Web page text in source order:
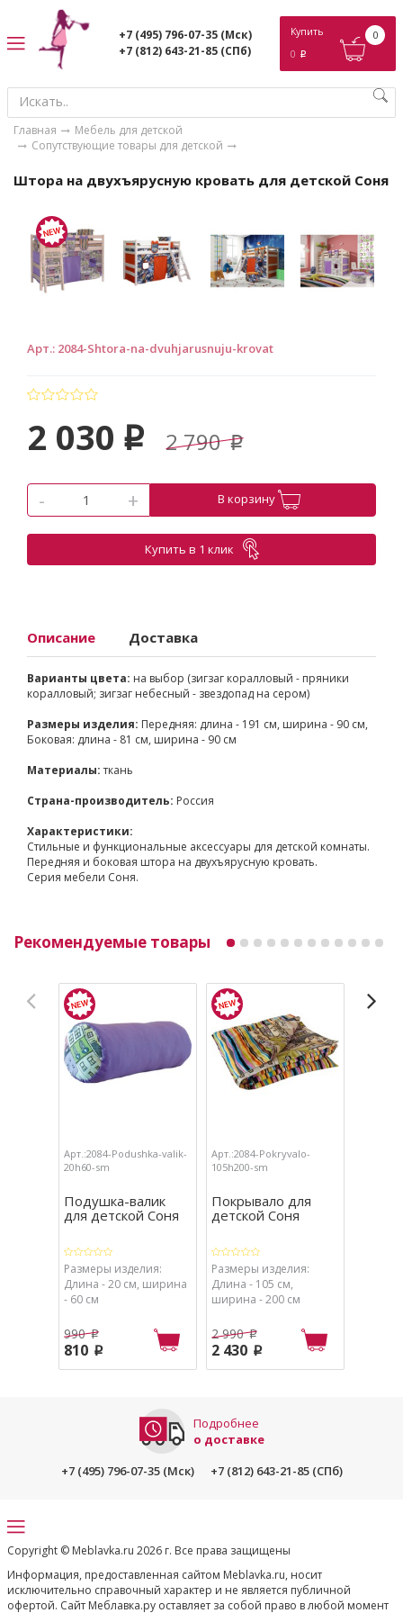
+7 (495) 796-07-35 (Мск)
+7 (812) 643-21-85 (СПб)
Купить
0 p
0
Главная
Мебель для детской
Сопутствующие товары для детской
Штора на двухъярусную кровать для детской Соня
Арт.: 2084-Shtora-na-dvuhjarusnuju-krovat
2 030 p 2 790 p
- + В корзину
Купить в 1 клик
Описание Доставка
Варианты цвета: на выбор (зигзаг коралловый - пряники
коралловый; зигзаг небесный - звездопад на сером)
Размеры изделия: Передняя: длина - 191 см, ширина - 90 см,
Боковая: длина - 81 см, ширина - 90 см
Материалы:ткань
Страна-производитель: Россия
Характеристики:
Стильные и функциональные аксессуары для детской комнаты.
Передняя и боковая штора на двухъярусную кровать.
Серия мебели Соня.
Рекомендуемые товары
Арт.:2084-Podushka-valik-
20h60-sm
Подушка-валик
для детской Соня
Размеры изделия:
Длина - 20 см, ширина
- 60 см
990 p
810 p
Арт.:2084-Pokryvalo-
105h200-sm
Покрывало для
детской Соня
Размеры изделия:
Длина - 105 см,
ширина - 200 см
2 990 p
2 430 p
Подробнее
о доставке
+7 (495) 796-07-35 (Мск)
+7 (812) 643-21-85 (СПб)
Copyright © Meblavka.ru 2026 г. Все права защищены
Информация, предоставленная сайтом Meblavka.ru, носит
исключительно справочный характер и не является публичной
офертой. Сайт Меблавка.ру оставляет за собой право в любой момент